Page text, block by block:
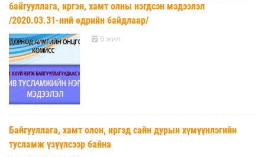
байгууллага, иргэн, хамт олны нэгдсэн мэдээлэл
/2020.03.31-ний өдрийн байдлаар/
6 жил
Байгууллага, хамт олон, иргэд сайн дурын хүмүүнлэгийн
тусламж үзүүлсээр байна